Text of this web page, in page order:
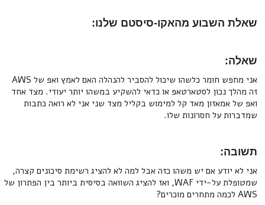
שאלת השבוע מהאקו-סיסטם שלנו:
שאלה:
אני מחפש חומר כלשהו שיכול להסביר להנהלה האם לאמץ ואפ של AWS
זה מהלך נכון לסטארטאפ או כדאי להשקיע במשהו יותר יעודי. מצד אחד
ואפ של אמאזון מאד קל למימוש בקליל מצד שני אני לא רואה כתבות
שמדברות על חסרונות שלו.
תשובה:
אני לא יודע אם יש משהו כזה אבל למה לא להציג רשימת סיכונים קצרה,
שמטופלת על-ידי WAF, ואז להציג השוואה בסיסית ביותר בין הפתרון של
AWS לכמה מתחרים מוכרים?